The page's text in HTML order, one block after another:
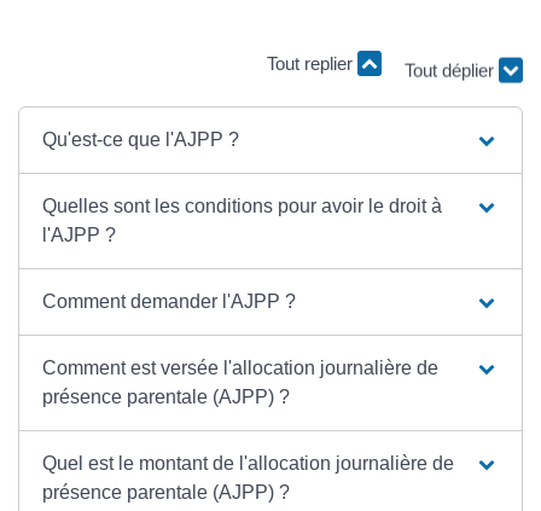
Tout replier
Tout déplier
Qu'est-ce que l'AJPP ?
Quelles sont les conditions pour avoir le droit à
l'AJPP ?
Comment demander l'AJPP ?
Comment est versée l'allocation journalière de
présence parentale (AJPP) ?
Quel est le montant de l'allocation journalière de
présence parentale (AJPP) ?